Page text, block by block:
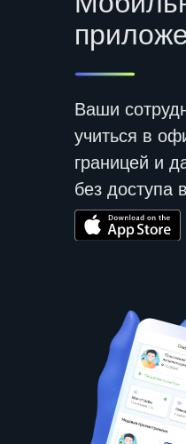
Ваши
учиться в
границей и
без доступа